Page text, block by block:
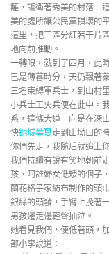
籬，護衛著秀美的村落。
美的處所讓公民黨損壞的
這里，把三區分紅若干片
地向前推動。
一轉眼，就到了四月，此
已是薄暮時分，天仍飄著
三名束縛軍兵士，到山村
小兵士王火兵便在此中。
系，這條大道一向是在深
快銅城華夏走到山坳口的
你們先走，我隨后就追上
我們持續有說有笑地朝前
孩，阿誰婦女低矮的個子
蘭花格子家紡布制作的頭
銀絲的頭發，手臂上挽著
男孩邊走邊輕聲抽泣。
她看見我們，便低著頭，
部小李說道：